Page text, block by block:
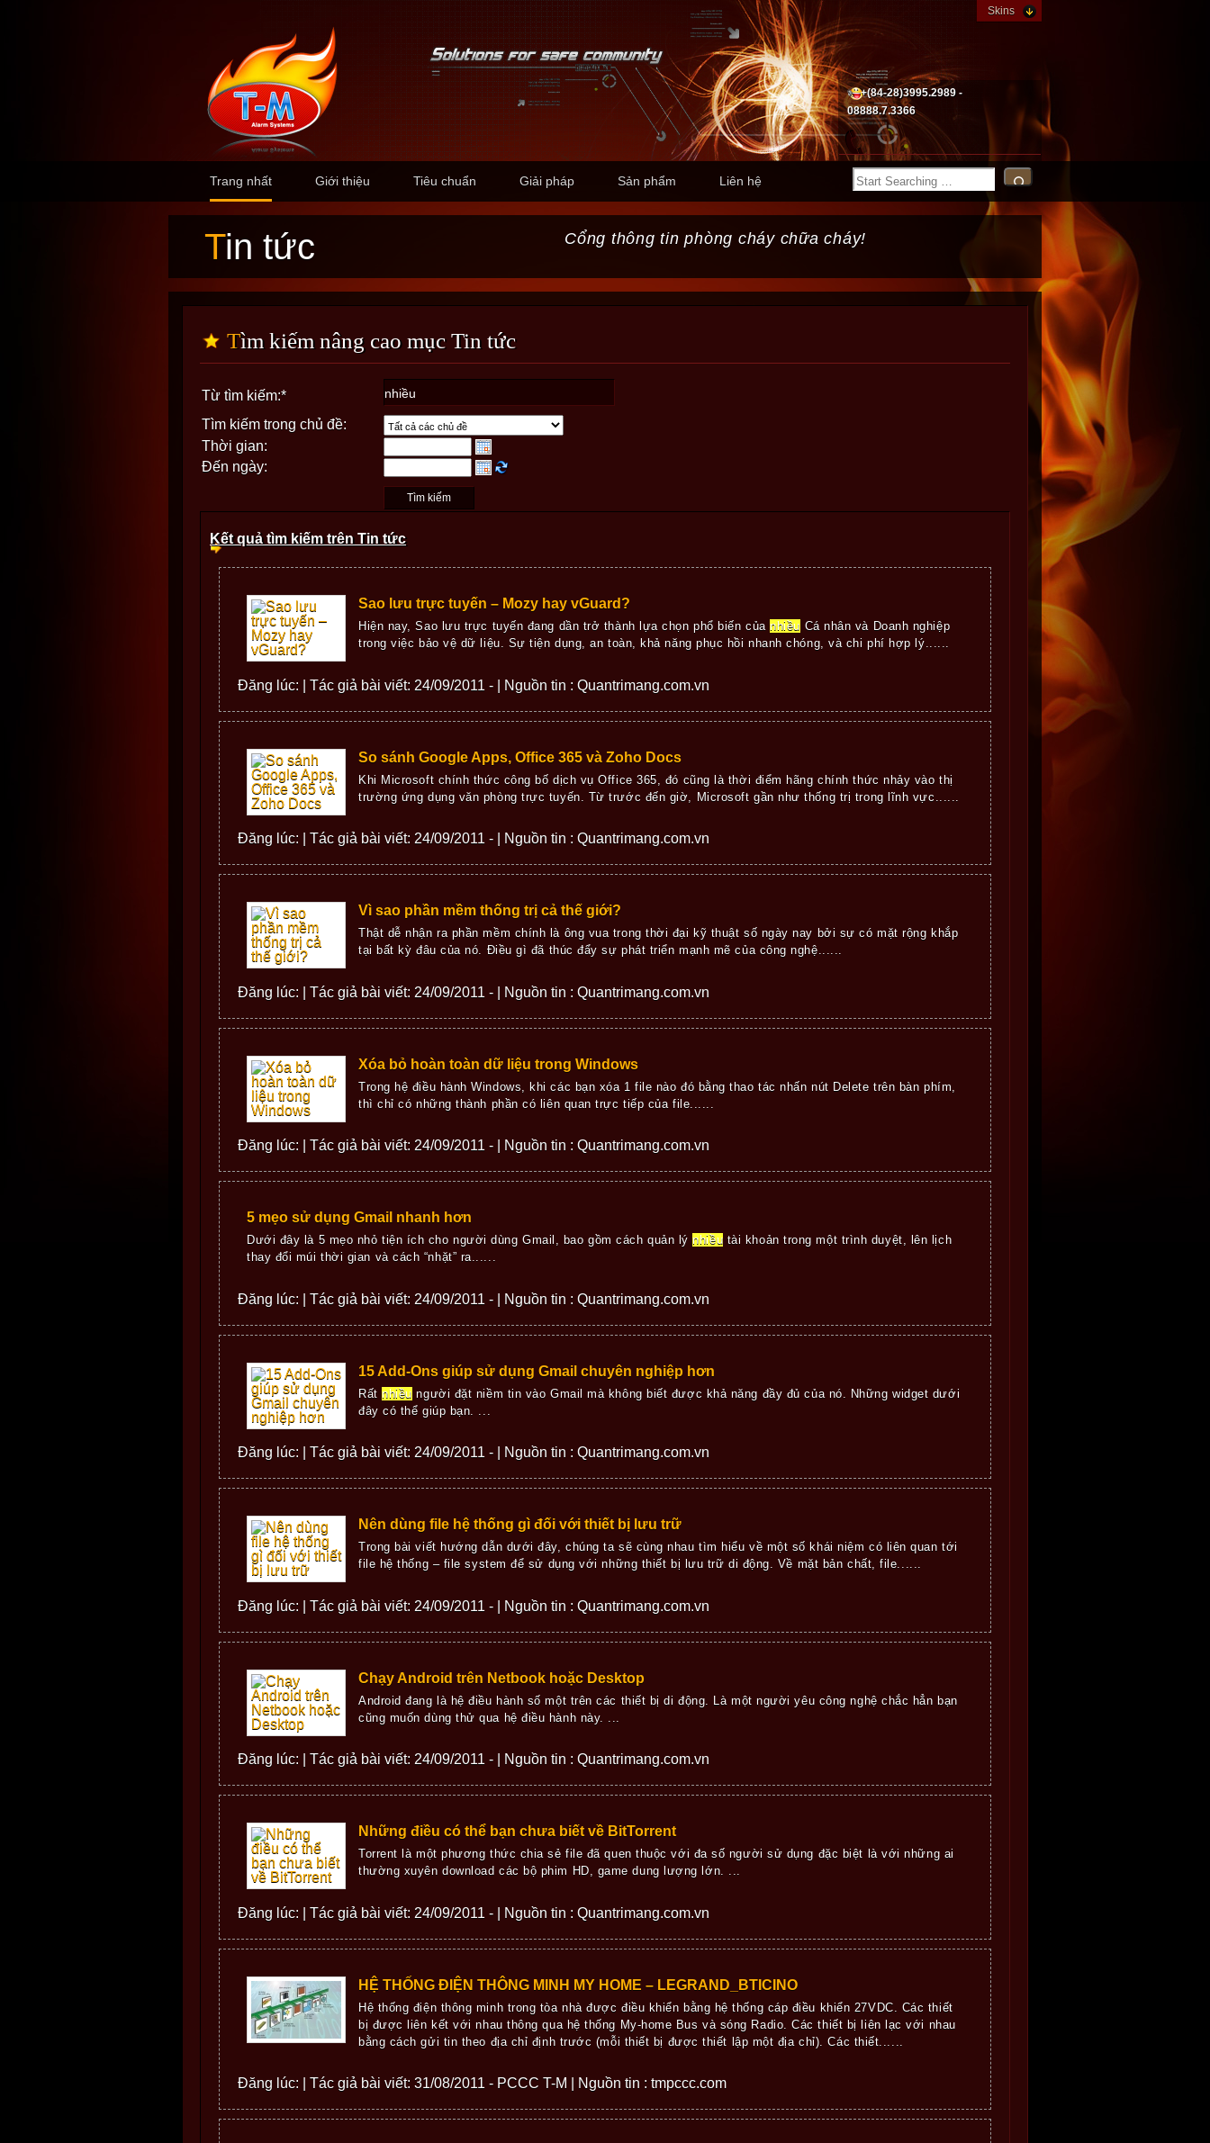
Skins
+(84-28)3995.2989 -
08888.7.3366
Trang nhất Giới thiệu Tiêu chuẩn Giải pháp Sản phẩm Liên hệ
Tin tức Cổng thông tin phòng cháy chữa cháy!
Tìm kiếm nâng cao mục Tin tức
Từ tìm kiếm:*
Tìm kiếm trong chủ đề:
Thời gian:
Đến ngày:
Kết quả tìm kiếm trên Tin tức
Sao lưu trực tuyến – Mozy hay vGuard?
Hiện nay, Sao lưu trực tuyến đang dần trở thành lựa chọn phổ biến củanhiều Cá nhân và Doanh nghiệp
trong việc bảo vệ dữ liệu. Sự tiện dụng, an toàn, khả năng phục hồi nhanh chóng, và chi phí hợp lý......
Đăng lúc: | Tác giả bài viết: 24/09/2011 - | Nguồn tin : Quantrimang.com.vn
So sánh Google Apps, Office 365 và Zoho Docs
Khi Microsoft chính thức công bố dịch vụ Office 365, đó cũng là thời điểm hãng chính thức nhảy vào thị
trường ứng dụng văn phòng trực tuyến. Từ trước đến giờ, Microsoft gần như thống trị trong lĩnh vực......
Đăng lúc: | Tác giả bài viết: 24/09/2011 - | Nguồn tin : Quantrimang.com.vn
Vì sao phần mềm thống trị cả thế giới?
Thật dễ nhận ra phần mềm chính là ông vua trong thời đại kỹ thuật số ngày nay bởi sự có mặt rộng khắp
tại bất kỳ đâu của nó. Điều gì đã thúc đẩy sự phát triển mạnh mẽ của công nghệ......
Đăng lúc: | Tác giả bài viết: 24/09/2011 - | Nguồn tin : Quantrimang.com.vn
Xóa bỏ hoàn toàn dữ liệu trong Windows
Trong hệ điều hành Windows, khi các bạn xóa 1 file nào đó bằng thao tác nhấn nút Delete trên bàn phím,
thì chỉ có những thành phần có liên quan trực tiếp của file......
Đăng lúc: | Tác giả bài viết: 24/09/2011 - | Nguồn tin : Quantrimang.com.vn
5 mẹo sử dụng Gmail nhanh hơn
Dưới đây là 5 mẹo nhỏ tiện ích cho người dùng Gmail, bao gồm cách quản lýnhiều tài khoản trong một trình duyệt, lên lịch
thay đổi múi thời gian và cách “nhặt” ra......
Đăng lúc: | Tác giả bài viết: 24/09/2011 - | Nguồn tin : Quantrimang.com.vn
15 Add-Ons giúp sử dụng Gmail chuyên nghiệp hơn
Rấtnhiều người đặt niềm tin vào Gmail mà không biết được khả năng đầy đủ của nó. Những widget dưới
đây có thể giúp bạn. ...
Đăng lúc: | Tác giả bài viết: 24/09/2011 - | Nguồn tin : Quantrimang.com.vn
Nên dùng file hệ thống gì đối với thiết bị lưu trữ
Trong bài viết hướng dẫn dưới đây, chúng ta sẽ cùng nhau tìm hiểu về một số khái niệm có liên quan tới
file hệ thống – file system để sử dụng với những thiết bị lưu trữ di động. Về mặt bản chất, file......
Đăng lúc: | Tác giả bài viết: 24/09/2011 - | Nguồn tin : Quantrimang.com.vn
Chạy Android trên Netbook hoặc Desktop
Android đang là hệ điều hành số một trên các thiết bị di động. Là một người yêu công nghệ chắc hẳn bạn
cũng muốn dùng thử qua hệ điều hành này. ...
Đăng lúc: | Tác giả bài viết: 24/09/2011 - | Nguồn tin : Quantrimang.com.vn
Những điều có thể bạn chưa biết về BitTorrent
Torrent là một phương thức chia sẻ file đã quen thuộc với đa số người sử dụng đặc biệt là với những ai
thường xuyên download các bộ phim HD, game dung lượng lớn. ...
Đăng lúc: | Tác giả bài viết: 24/09/2011 - | Nguồn tin : Quantrimang.com.vn
HỆ THỐNG ĐIỆN THÔNG MINH MY HOME – LEGRAND_BTICINO
Hệ thống điện thông minh trong tòa nhà được điều khiển bằng hệ thống cáp điều khiển 27VDC. Các thiết
bị được liên kết với nhau thông qua hệ thống My-home Bus và sóng Radio. Các thiết bị liên lạc với nhau
bằng cách gửi tin theo địa chỉ định trước (mỗi thiết bị được thiết lập một địa chỉ). Các thiết......
Đăng lúc: | Tác giả bài viết: 31/08/2011 - PCCC T-M | Nguồn tin : tmpccc.com